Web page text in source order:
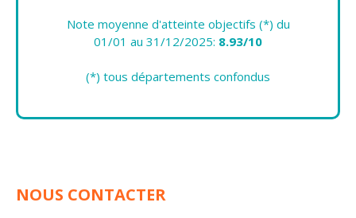
Note moyenne d'atteinte objectifs (*) du
01/01 au 31/12/2025: 8.93/10
(*) tous départements confondus
NOUS CONTACTER